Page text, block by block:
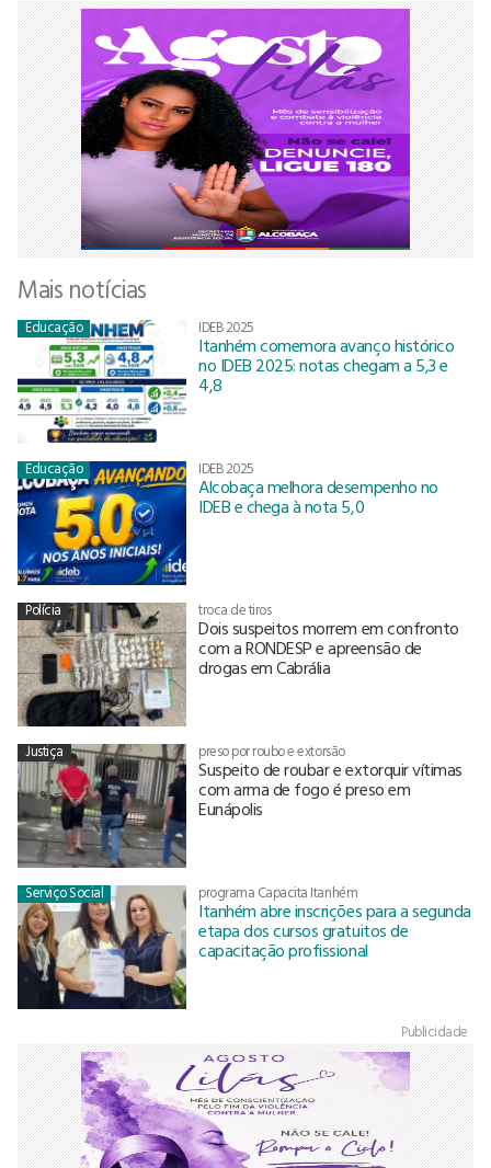
Mais notícias
Educação IDEB 2025
Itanhém comemora avanço histórico
no IDEB 2025: notas chegam a 5,3 e
4,8
Educação IDEB 2025
Alcobaça melhora desempenho no
IDEB e chega à nota 5,0
Polícia troca de tiros
Dois suspeitos morrem em confronto
com a RONDESP e apreensão de
drogas em Cabrália
Justiça preso por roubo e extorsão
Suspeito de roubar e extorquir vítimas
com arma de fogo é preso em
Eunápolis
Serviço Social programa Capacita Itanhém
Itanhém abre inscrições para a segunda
etapa dos cursos gratuitos de
capacitação profissional
Publicidade